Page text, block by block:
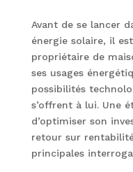
Avant de se lancer
énergie solaire, il
propriétaire de
ses usages
possibilités
s’offrent à lui. Une
d’optimiser son
retour sur
principales